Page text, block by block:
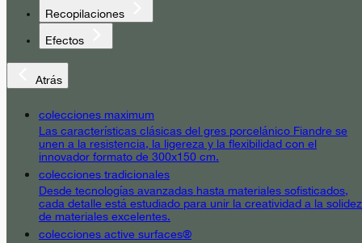
Recopilaciones
Efectos
Atrás
colecciones maximum
Las características clásicas del gres porcelánico Fiandre se
unen a la resistencia, la ligereza y la flexibilidad con el
innovador formato de 300x150 cm.
colecciones tradicionales
Desde tecnologías avanzadas hasta materiales sofisticados,
cada detalle está estudiado para unir la creatividad a la solidez
de materiales excelentes.
colecciones active surfaces®